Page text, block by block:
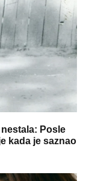
Posle
kada je saznao